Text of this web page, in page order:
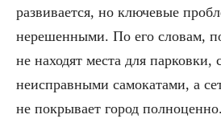
развивается, но ключевые
нерешенными. По его словам,
не находят места для парковки,
неисправными самокатами, а
не покрывает город полноценно.